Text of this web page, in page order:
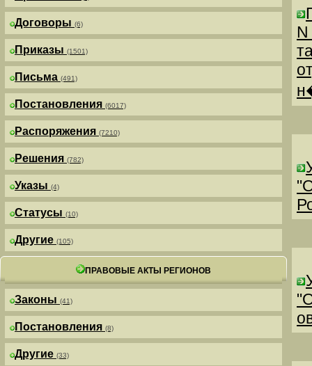
Договоры (6)
Приказы (1501)
Письма (491)
Постановления (6017)
Распоряжения (7210)
Решения (782)
Указы (4)
Статусы (10)
Другие (105)
ПРАВОВЫЕ АКТЫ РЕГИОНОВ
Законы (41)
Постановления (8)
Другие (33)